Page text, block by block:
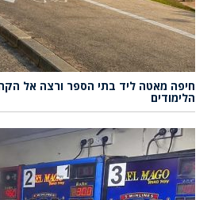
חיפה מאטה ליד בתי הספר ורצה אל
הלימודים